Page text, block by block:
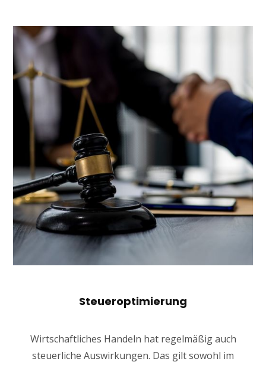
Steueroptimierung
Wirtschaftliches Handeln hat regelmäßig auch
steuerliche Auswirkungen. Das gilt sowohl im